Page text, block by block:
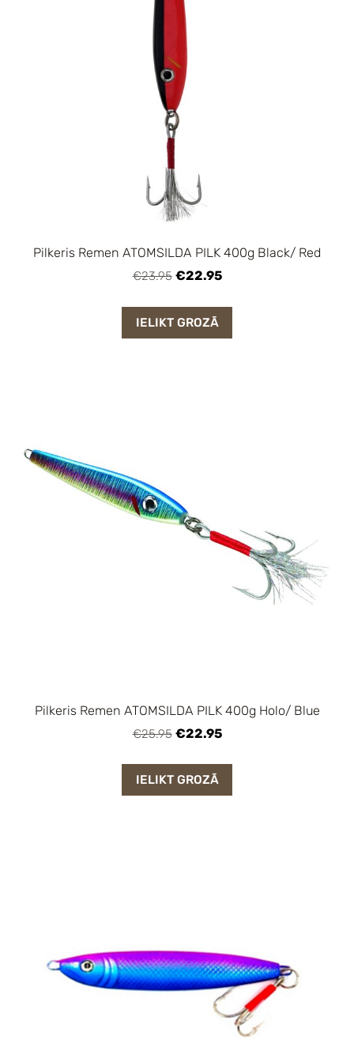
Pilkeris Remen ATOMSILDA PILK 400g Black/ Red
€23.95 €22.95
IELIKT GROZĀ
Pilkeris Remen ATOMSILDA PILK 400g Holo/ Blue
€25.95 €22.95
IELIKT GROZĀ